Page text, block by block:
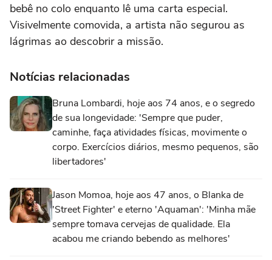
bebê no colo enquanto lê uma carta especial.
Visivelmente comovida, a artista não segurou as
lágrimas ao descobrir a missão.
Notícias relacionadas
Bruna Lombardi, hoje aos 74 anos, e o segredo
de sua longevidade: 'Sempre que puder,
caminhe, faça atividades físicas, movimente o
corpo. Exercícios diários, mesmo pequenos, são
libertadores'
Jason Momoa, hoje aos 47 anos, o Blanka de
'Street Fighter' e eterno 'Aquaman': 'Minha mãe
sempre tomava cervejas de qualidade. Ela
acabou me criando bebendo as melhores'